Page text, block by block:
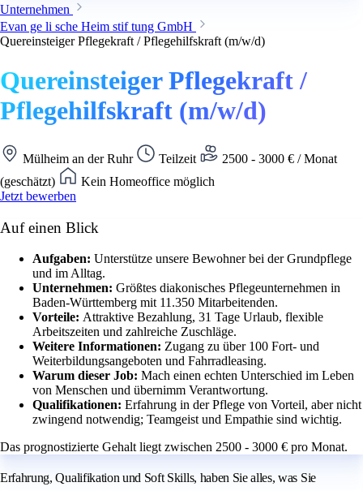
Unternehmen
Evan ge li sche Heim stif tung GmbH
Quereinsteiger Pflegekraft / Pflegehilfskraft (m/w/d)
Quereinsteiger Pflegekraft /
Pflegehilfskraft (m/w/d)
Mülheim an der Ruhr Teilzeit
2500 - 3000 € / Monat
(geschätzt)
Kein Homeoffice möglich
Jetzt bewerben
Auf einen Blick
Aufgaben: Unterstütze unsere Bewohner bei der Grundpflege
und im Alltag.
Unternehmen: Größtes diakonisches Pflegeunternehmen in
Baden-Württemberg mit 11.350 Mitarbeitenden.
Vorteile: Attraktive Bezahlung, 31 Tage Urlaub, flexible
Arbeitszeiten und zahlreiche Zuschläge.
Weitere Informationen: Zugang zu über 100 Fort- und
Weiterbildungsangeboten und Fahrradleasing.
Warum dieser Job: Mach einen echten Unterschied im Leben
von Menschen und übernimm Verantwortung.
Qualifikationen: Erfahrung in der Pflege von Vorteil, aber nicht
zwingend notwendig; Teamgeist und Empathie sind wichtig.
Das prognostizierte Gehalt liegt zwischen 2500 - 3000 € pro Monat.
Erfahrung, Qualifikation und Soft Skills, haben Sie alles, was Sie